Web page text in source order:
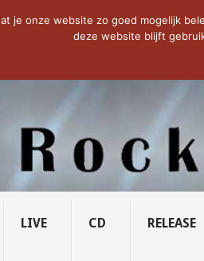
VICIOUS HEAD SOCIETY... PRIDE OF
LIVE CD RELEASE
je onze website zo goed mogelijk
deze website blijft